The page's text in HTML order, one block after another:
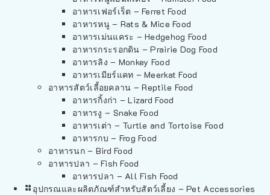
อาหารเฟอร์เร็ต – Ferret Food
อาหารหนู – Rats & Mice Food
อาหารเม่นแคระ – Hedgehog Food
อาหารกระรอกดิน – Prairie Dog Food
อาหารลิง – Monkey Food
อาหารเมียร์แคท – Meerkat Food
อาหารสัตว์เลี้อยคลาน – Reptile Food
อาหารกิ้งก่า – Lizard Food
อาหารงู – Snake Food
อาหารเต่า – Turtle and Tortoise Food
อาหารกบ – Frog Food
อาหารนก – Bird Food
อาหารปลา – Fish Food
อาหารปลา – All Fish Food
อุปกรณและผลิตภัณฑ์สำหรับสัตว์เลี้ยง – Pet Accessories